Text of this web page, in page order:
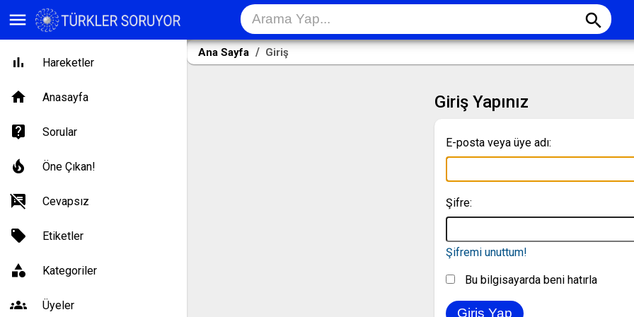
menu search
Hareketler
Anasayfa
Sorular
Öne Çıkan!
Cevapsız
Etiketler
Kategoriler
Üyeler
Ana Sayfa Giriş
Giriş Yapınız
E-posta veya üye adı:
Şifre:
Şifremi unuttum!
Bu bilgisayarda beni hatırla